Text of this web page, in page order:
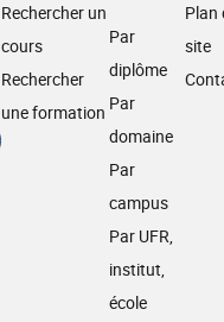
Rechercher un
cours
Rechercher
une formation
Par
diplôme
Par
domaine
Par
campus
Par UFR,
institut,
école
Plan
site